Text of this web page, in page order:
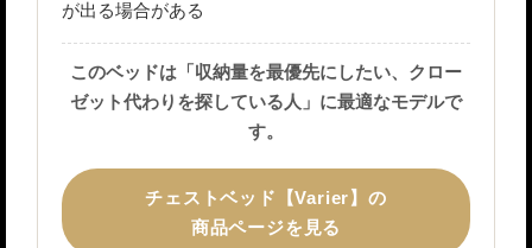
が出る場合がある
このベッドは「収納量を最優先にしたい、クロー
ゼット代わりを探している人」に最適なモデルで
す。
チェストベッド【Varier】の
商品ページを見る